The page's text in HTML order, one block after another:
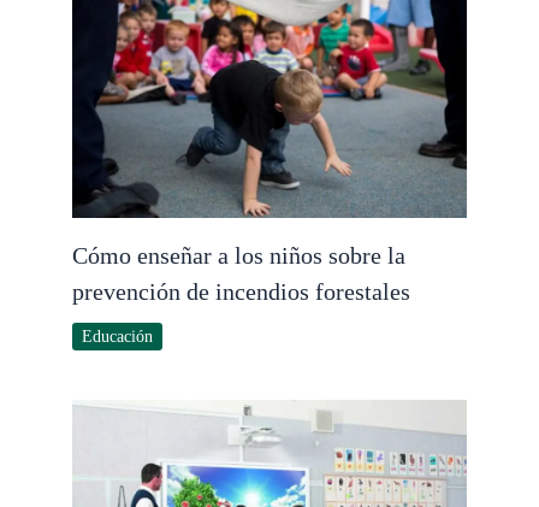
Cómo enseñar a los niños sobre la
prevención de incendios forestales
Educación